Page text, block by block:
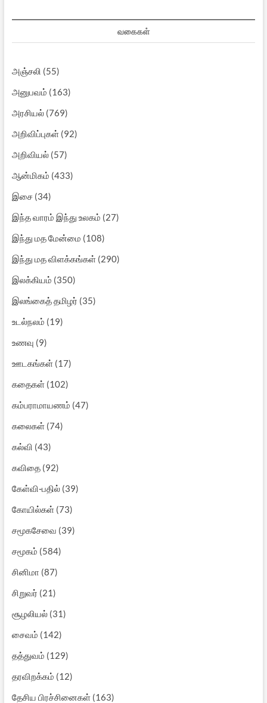
வகைகள்
அஞ்சலி (55)
அனுபவம் (163)
அரசியல்(769)
அறிவிப்புகள்(92)
அறிவியல்(57)
ஆன்மிகம் (433)
இசை(34)
இந்த வாரம் இந்து உலகம் (27)
இந்து மத மேன்மை (108)
இந்து மத விளக்கங்கள்(290)
இலக்கியம் (350)
இலங்கைத் தமிழர் (35)
உடல்நலம் (19)
உணவு (9)
ஊடகங்கள்(17)
கதைகள்(102)
கம்பராமாயணம் (47)
கலைகள்(74)
கல்வி (43)
கவிதை(92)
கேள்வி-பதில்(39)
கோயில்கள்(73)
சமூகசேவை (39)
சமூகம் (584)
சினிமா (87)
சிறுவர் (21)
சூழலியல்(31)
சைவம் (142)
தத்துவம் (129)
தரவிறக்கம் (12)
தேசிய பிரச்சினைகள்(163)